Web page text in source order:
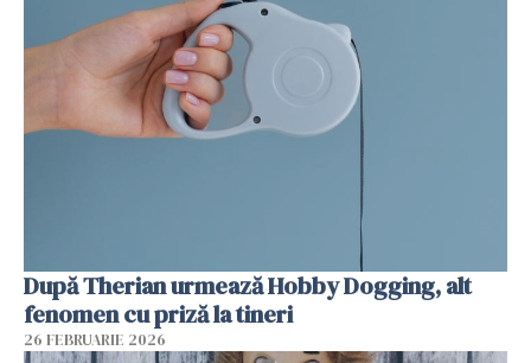
După Therian urmează Hobby Dogging, alt
fenomen cu priză la tineri
26 FEBRUARIE 2026